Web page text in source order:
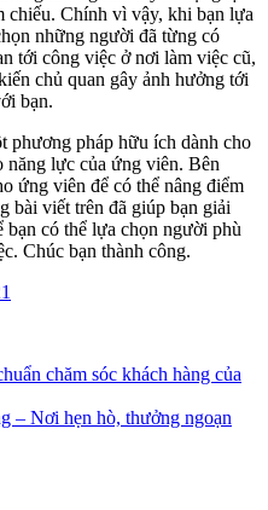
chiếu. Chính vì vậy, khi bạn lựa
những người đã từng có
tới công việc ở nơi làm việc cũ,
chủ quan gây ảnh hưởng tới
bạn.
phương pháp hữu ích dành cho
năng lực của ứng viên. Bên
ứng viên để có thể nâng điểm
bài viết trên đã giúp bạn giải
bạn có thể lựa chọn người phù
Chúc bạn thành công.
chăm sóc khách hàng của
– Nơi hẹn hò, thưởng ngoạn